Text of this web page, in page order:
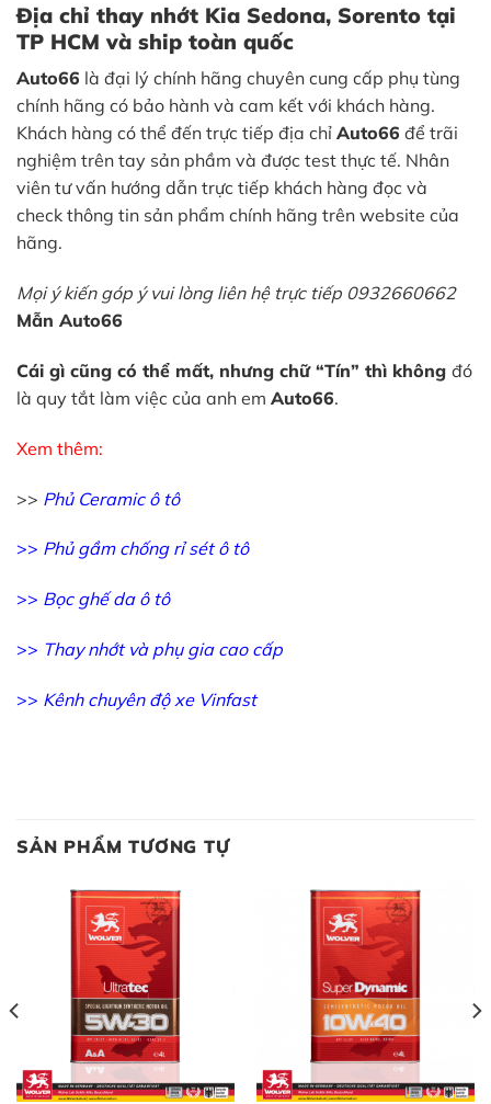
Địa chỉ thay nhớt Kia Sedona, Sorento tại
TP HCM và ship toàn quốc
Auto66 là đại lý chính hãng chuyên cung cấp phụ tùng
chính hãng có bảo hành và cam kết với khách hàng.
Khách hàng có thể đến trực tiếp địa chỉ Auto66 để trãi
nghiệm trên tay sản phầm và được test thực tế. Nhân
viên tư vấn hướng dẫn trực tiếp khách hàng đọc và
check thông tin sản phẩm chính hãng trên website của
hãng.
Mọi ý kiến góp ý vui lòng liên hệ trực tiếp 0932660662
Mẫn Auto66
Cái gì cũng có thể mất, nhưng chữ “Tín” thì không đó
là quy tắt làm việc của anh em Auto66.
Xem thêm:
>> Phủ Ceramicô tô
>> Phủ gầm chống rỉsét ô tô
>> Bọc ghếda ô tô
>> Thay nhớt và phụ gia cao cấp
>> Kênh chuyên độ xe Vinfast
SẢN PHẨM TƯƠNG TỰ